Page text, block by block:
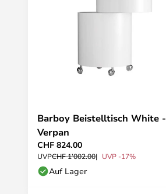
Barboy Beistelltisch White -
Verpan
CHF 824.00
UVPCHF 1’002.00 UVP -17%
Auf Lager